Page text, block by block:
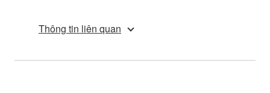
Thông tin liên quan